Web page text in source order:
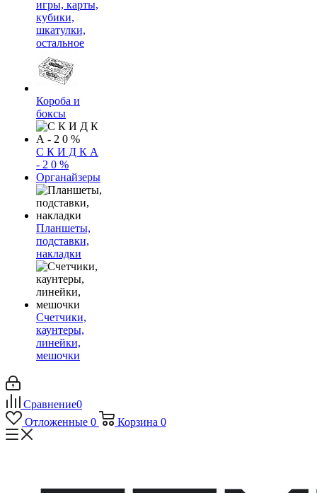
игры, карты,
кубики,
шкатулки,
остальное
Короба и
боксы
С К И Д К А
- 2 0 %
Органайзеры
Планшеты,
подставки,
накладки
Счетчики,
каунтеры,
линейки,
мешочки
Сравнение0
Отложенные 0 Корзина 0